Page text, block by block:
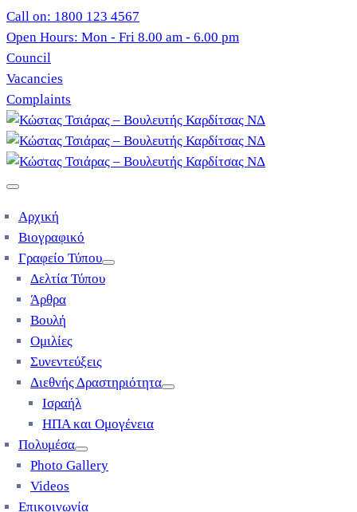
Call on: 1800 123 4567
Open Hours: Mon - Fri 8.00 am - 6.00 pm
Council
Vacancies
Complaints
Αρχική
Βιογραφικό
Γραφείο Τύπου
Δελτία Τύπου
Άρθρα
Βουλή
Ομιλίες
Συνεντεύξεις
Διεθνής Δραστηριότητα
Ισραήλ
ΗΠΑ και Ομογένεια
Πολυμέσα
Photo Gallery
Videos
Επικοινωνία